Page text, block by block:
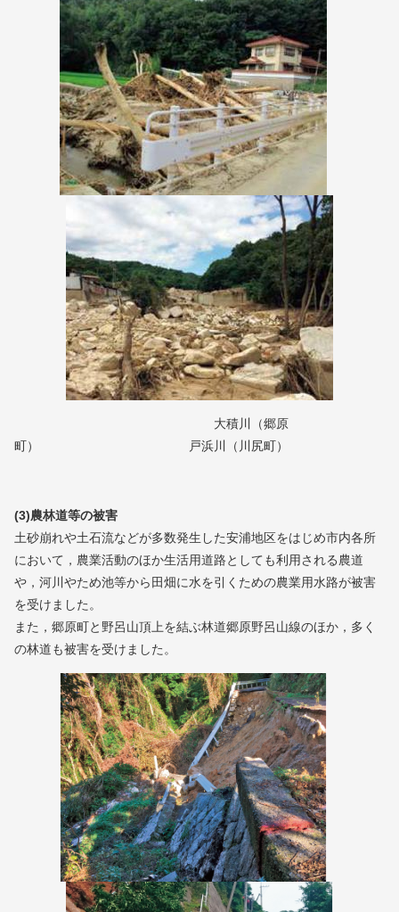
大積川（郷原
町） 戸浜川（川尻町）
(3)農林道等の被害
土砂崩れや土石流などが多数発生した安浦地区をはじめ市内各所
において，農業活動のほか生活用道路としても利用される農道
や，河川やため池等から田畑に水を引くための農業用水路が被害
を受けました。
また，郷原町と野呂山頂上を結ぶ林道郷原野呂山線のほか，多く
の林道も被害を受けました。